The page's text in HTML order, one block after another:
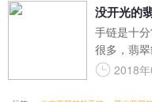
没开光的
手链是十
很多，翡
佩戴翡翠
2018